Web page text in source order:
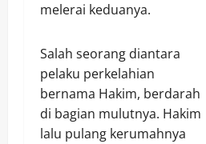
melerai keduanya.
Salah seorang diantara
pelaku perkelahian
bernama Hakim, berdarah
di bagian mulutnya. Hakim
lalu pulang kerumahnya